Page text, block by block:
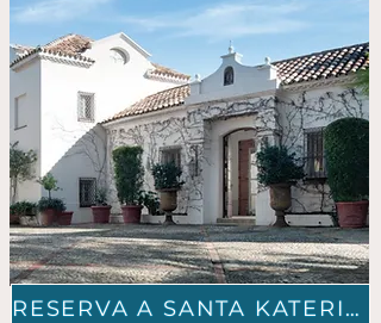
RESERVA A SANTA KATERINA AHORA